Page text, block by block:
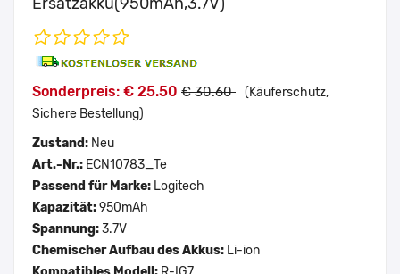
Sonderpreis: € 25.50 € 30.60 (Käuferschutz,
Sichere Bestellung)
Zustand: Neu
Art.-Nr.: ECN10783_Te
Passend für Marke: Logitech
Kapazität:950mAh
Spannung:3.7V
Chemischer Aufbau des Akkus: Li-ion